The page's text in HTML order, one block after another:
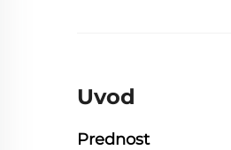
Uvod
Prednost